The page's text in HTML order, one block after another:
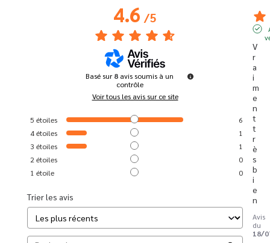
4.6/5
Basé sur8 avis soumis à un
contrôle
Voir tous les avis sur ce site
5 étoiles
6
4étoiles
1
3 étoiles
1
2 étoiles
0
1 étoile 0
Trier les avis
V
r
a
i
m
e
n
t
t
r
è
s
b
i
e
n
Avis
du
18/